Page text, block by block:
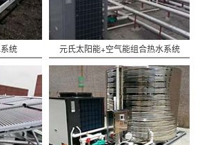
统 元氏太阳能+空气能组合热水系统